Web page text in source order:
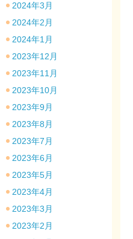
2024年3月
2024年2月
2024年1月
2023年12月
2023年11月
2023年10月
2023年9月
2023年8月
2023年7月
2023年6月
2023年5月
2023年4月
2023年3月
2023年2月